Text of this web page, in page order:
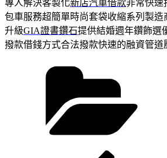
專人解決客製化新店汽車借款非常快速
包車服務超簡單時尚套袋收縮系列製造
升級GIA證書鑽石提供結婚週年鑽飾選
撥款借錢方式合法撥款快速的融資管道